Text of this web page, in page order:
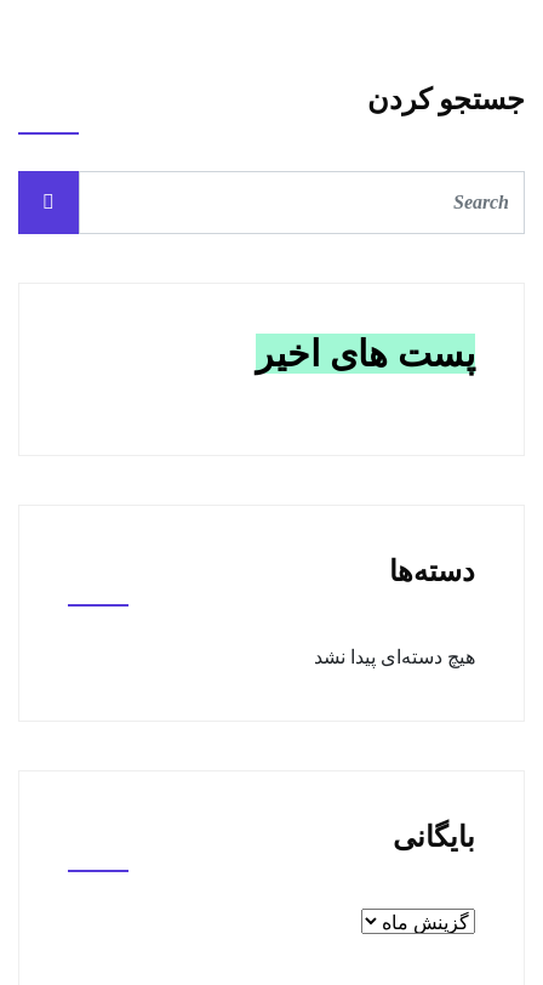
جستجو کردن
پست های اخیر
دسته‌ها
هیچ دسته‌ای پیدا نشد
بایگانی